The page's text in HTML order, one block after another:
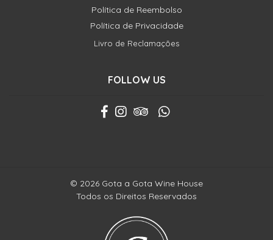
Política de Reembolso
Política de Privacidade
Livro de Reclamações
FOLLOW US
© 2026 Gota a Gota Wine House
Todos os Direitos Reservados